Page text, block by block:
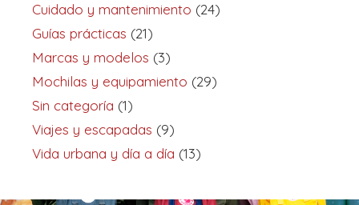
Cuidado y mantenimiento (24)
Guías prácticas (21)
Marcas y modelos (3)
Mochilas y equipamiento (29)
Sin categoría (1)
Viajes y escapadas (9)
Vida urbana y día a día (13)